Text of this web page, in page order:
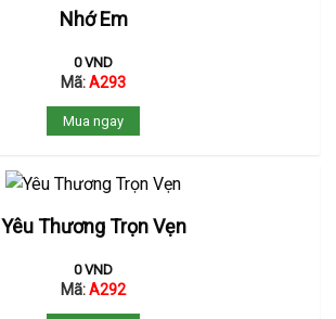
Nhớ Em
0VND
Mã:A293
Mua ngay
Yêu Thương Trọn Vẹn
0VND
Mã:A292